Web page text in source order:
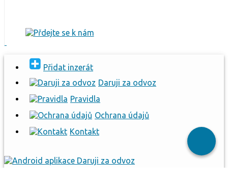
Přidat inzerát
Daruji za odvoz
Pravidla
Ochrana údajů
Kontakt